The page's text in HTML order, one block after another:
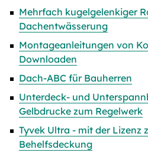
Mehrfach kugelgelenkiger
Dachentwässerung
Montageanleitungen von
Downloaden
Dach-ABC für Bauherren
Unterdeck- und
Gelbdrucke zum Regelwerk
Tyvek Ultra - mit der Lizenz
Behelfsdeckung